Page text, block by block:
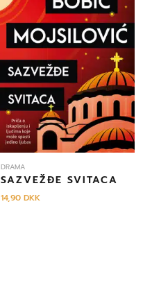
DRAMA
SAZVEŽĐE SVITACA
14,90DKK